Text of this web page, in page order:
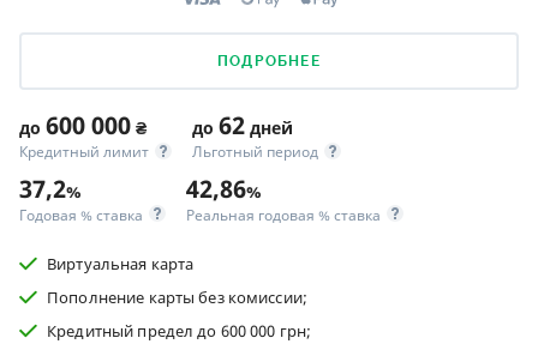
ПОДРОБНЕЕ
до 600 000 ₴
Кредитный лимит
до 62 дней
Льготный период
37,2%
Годовая % ставка
42,86%
Реальная годовая % ставка
Виртуальная карта
Пополнение карты без комиссии;
Кредитный предел до 600 000 грн;